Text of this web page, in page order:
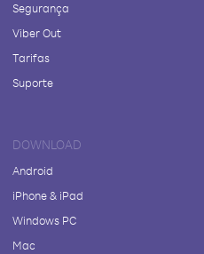
Segurança
Viber Out
Tarifas
Suporte
DOWNLOAD
Android
iPhone & iPad
Windows PC
Mac